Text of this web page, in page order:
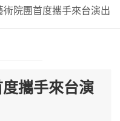
術院團首度攜手來台演出
攜手來台演